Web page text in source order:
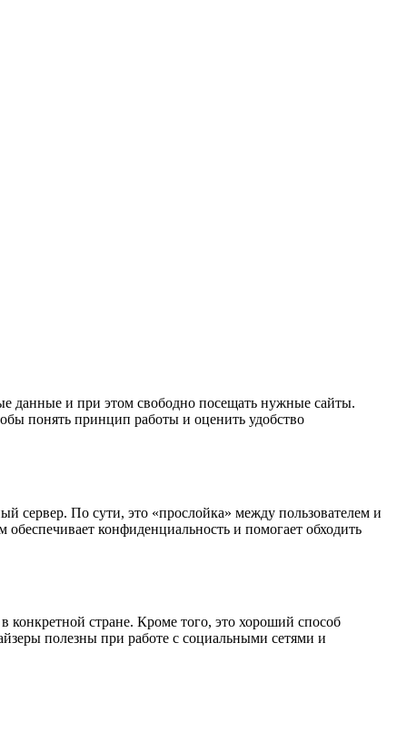
данные и при этом свободно посещать нужные сайты.
понять принцип работы и оценить удобство
сервер. По сути, это «прослойка» между пользователем и
конфиденциальность и помогает обходить
конкретной стране. Кроме того, это хороший способ
полезны при работе с социальными сетями и